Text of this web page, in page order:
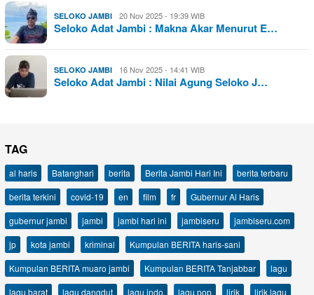
SELOKO JAMBI 20 Nov 2025 - 19:39 WIB
Seloko Adat Jambi : Makna Akar Menurut E…
SELOKO JAMBI 16 Nov 2025 - 14:41 WIB
Seloko Adat Jambi : Nilai Agung Seloko J…
TAG
al haris Batanghari berita Berita Jambi Hari Ini
berita terbaru
berita terkini
covid-19 en film fr
Gubernur Al Haris
gubernur jambi
jambi jambi hari ini jambiseru
jambiseru.com
jp
kota jambi kriminal
Kumpulan BERITA haris-sani
Kumpulan BERITA muaro jambi
Kumpulan BERITA Tanjabbar
lagu
lagu barat
lagu dangdut lagu indo lagu pop lirik
lirik lagu